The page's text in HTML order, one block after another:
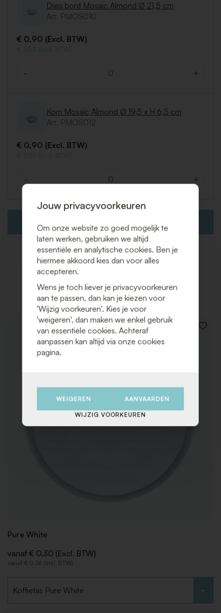
Diep bord Mosaic Almond Ø 21,5 cm
Art. PMOS010
€ 0,90 (Excl. BTW)
€ 1,09 (Incl. BTW)
- +
Kom Mosaic Almond Ø 19,5 x H 6,5 cm
Art. PMOS012
€ 0,90 (Excl. BTW)
€ 1,09 (Incl. BTW)
Aantal
- +
Gerelateerde producten
VOEG
Pure White
vanaf € 0,30 (Excl. BTW)
vanaf € 0,36 (Incl. BTW)
Jouw privacyvoorkeuren
Om onze website zo goed mogelijk te
laten werken, gebruiken we altijd
essentiële en analytische cookies. Ben je
hiermee akkoord kies dan voor alles
accepteren.
Wens je toch liever je privacyvoorkeuren
aan te passen, dan kan je kiezen voor
'Wijzig voorkeuren'. Kies je voor
'weigeren', dan maken we enkel gebruik
van essentiële cookies. Achteraf
aanpassen kan altijd via onze cookies
pagina.
WEIGEREN AANVAARDEN
WIJZIG VOORKEUREN